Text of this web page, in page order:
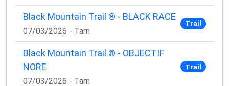
Black Mountain Trail ® - BLACK RACE
07/03/2026 - Tarn
Trail
Black Mountain Trail ® - OBJECTIF
NORE
07/03/2026 - Tarn
Trail